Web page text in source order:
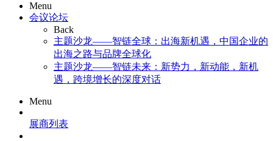
Menu
会议论坛
Back
主题沙龙——智链全球：出海新机遇，中国企业的
出海之路与品牌全球化
主题沙龙——智链未来：新势力，新动能，新机
遇，跨境增长的深度对话
Menu
展商列表